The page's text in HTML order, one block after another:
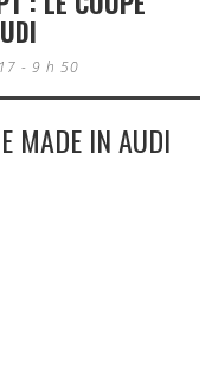
- 9 h 50
MADE IN AUDI